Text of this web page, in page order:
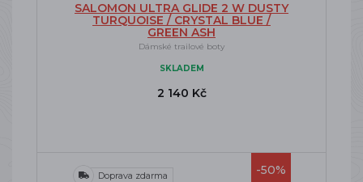
SALOMON ULTRA GLIDE 2 W DUSTY
TURQUOISE / CRYSTAL BLUE /
GREEN ASH
Dámské trailové boty
SKLADEM
2 140 Kč
-50%
Doprava zdarma